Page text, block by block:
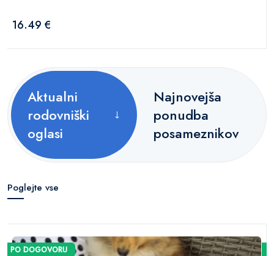
16.49 €
Aktualni
rodovniški
oglasi
Najnovejša
ponudba
posameznikov
Poglejte vse
PO DOGOVORU